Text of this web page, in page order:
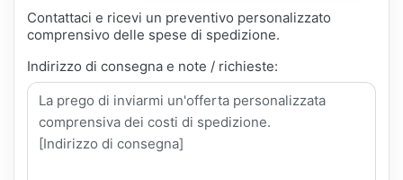
Contattaci e ricevi un preventivo personalizzato
comprensivo delle spese di spedizione.
Indirizzo di consegna e note / richieste: